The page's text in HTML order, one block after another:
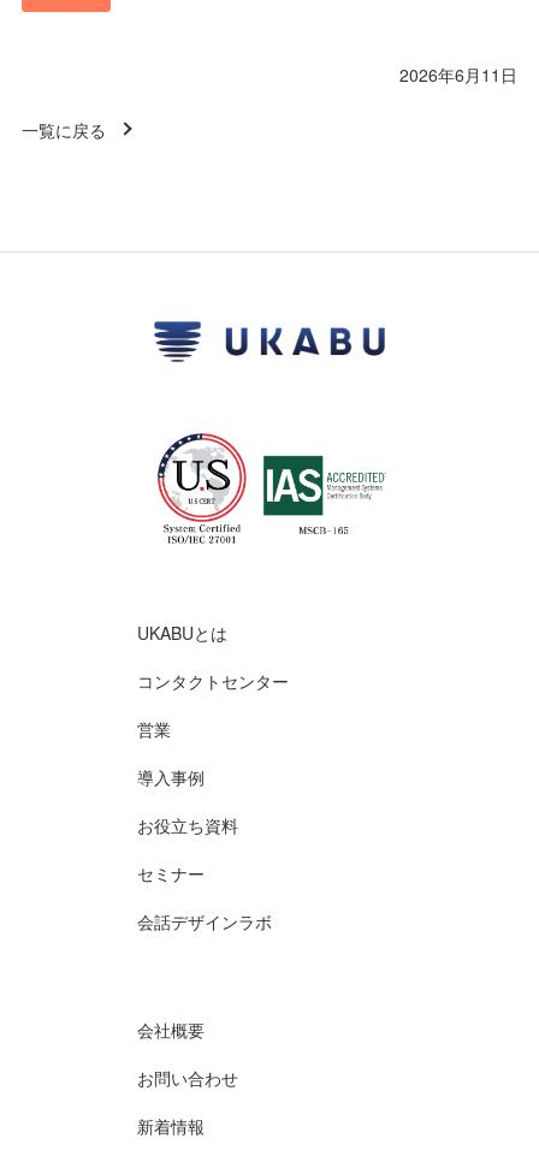
2026年6月11日
一覧に戻る
UKABUとは
コンタクトセンター
営業
導入事例
お役立ち資料
セミナー
会話デザインラボ
会社概要
お問い合わせ
新着情報